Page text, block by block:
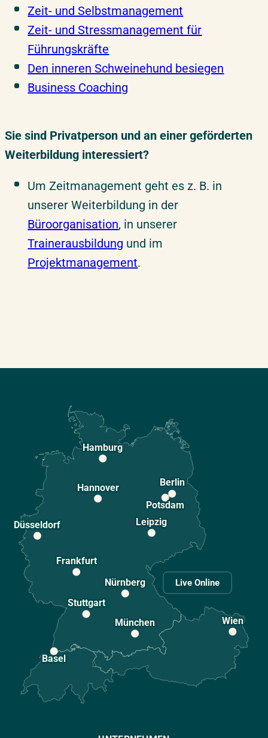
Zeit- und Selbstmanagement
Zeit- und Stressmanagement für
Führungskräfte
Den inneren Schweinehund besiegen
Business Coaching
Sie sind Privatperson und an einer geförderten
Weiterbildung interessiert?
Um Zeitmanagement geht es z. B. in
unserer Weiterbildung in der
Büroorganisation, in unserer
Trainerausbildung und im
Projektmanagement.
Hamburg
Berlin
Potsdam
Hannover
Leipzig
Düsseldorf
Frankfurt
Nürnberg
Stuttgart
München
Wien
Basel
Live Online